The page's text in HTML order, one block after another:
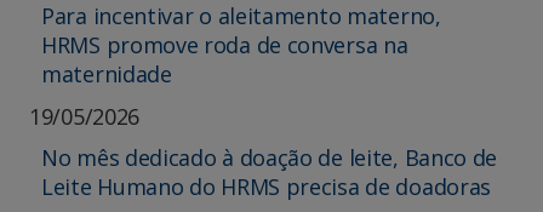
Para incentivar o aleitamento materno,
HRMS promove roda de conversa na
maternidade
19/05/2026
No mês dedicado à doação de leite, Banco de
Leite Humano do HRMS precisa de doadoras